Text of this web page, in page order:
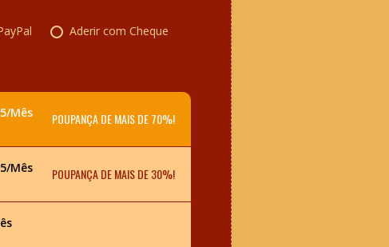
Aderir com Cheque
Mês POUPANÇA DE MAIS DE 70%!
Mês POUPANÇA DE MAIS DE 30%!